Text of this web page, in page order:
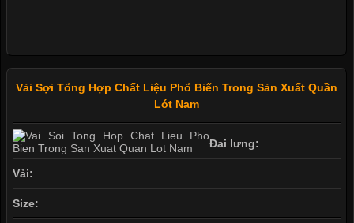
Vải Sợi Tổng Hợp Chất Liệu Phổ Biến Trong Sản Xuất Quần
Lót Nam
Đai lưng:
Vải:
Size: